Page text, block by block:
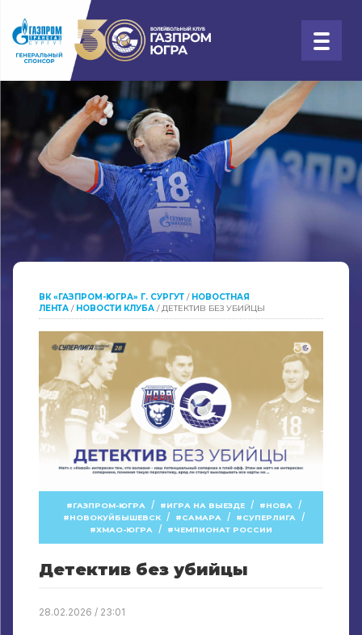
ВК «ГАЗПРОМ-ЮГРА» Г. СУРГУТ / НОВОСТНАЯ
ЛЕНТА / НОВОСТИ КЛУБА /ДЕТЕКТИВ БЕЗ УБИЙЦЫ
ГАЗПРОМ-ЮГРА / ИГРА НА ВЫЕЗДЕ / НОВА /
НОВОКУЙБЫШЕВСК / САМАРА / СУПЕРЛИГА /
ХМАО-ЮГРА / ЧЕМПИОНАТ РОССИИ
Детектив без убийцы
28.02.2026 / 23:01